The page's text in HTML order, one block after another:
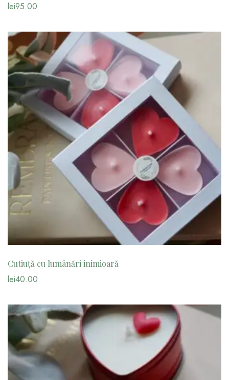
lei95.00
Cutiuță cu lumânări inimioară
lei40.00